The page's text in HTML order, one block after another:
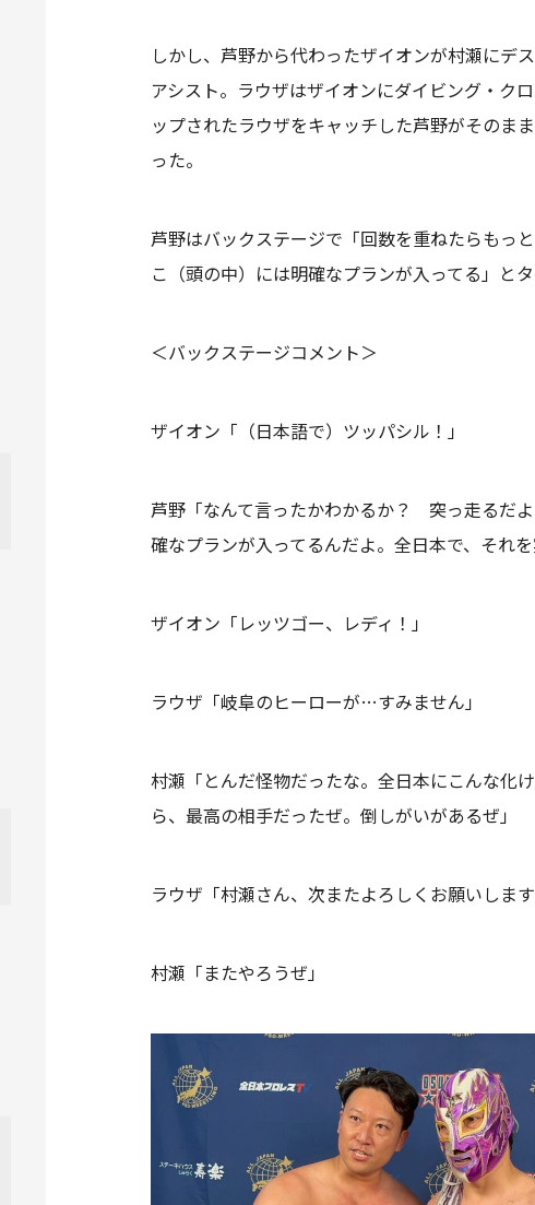
しかし、芦野から代わったザイオンが村瀬にデ
アシスト。ラウザはザイオンにダイビング・ク
ップされたラウザをキャッチした芦野がそのま
った。
芦野はバックステージで「回数を重ねたらもっ
こ（頭の中）には明確なプランが入ってる」と
＜バックステージコメント＞
ザイオン「（日本語で）ツッパシル！」
芦野「なんて言ったかわかるか？ 突っ走るだ
確なプランが入ってるんだよ。全日本で、それを
ザイオン「レッツゴー、レディ！」
ラウザ「岐阜のヒーローが…すみません」
村瀬「とんだ怪物だったな。全日本にこんな化
ら、最高の相手だったぜ。倒しがいがあるぜ」
ラウザ「村瀬さん、次またよろしくお願いします
村瀬「またやろうぜ」